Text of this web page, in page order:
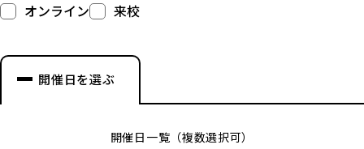
オンライン 来校
開催日を選ぶ
開催日一覧（複数選択可）